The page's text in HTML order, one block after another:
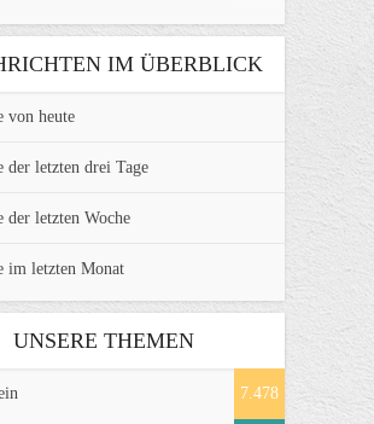
IM ÜBERBLICK
von heute
der letzten drei Tage
der letzten Woche
im letzten Monat
UNSERE THEMEN
7.478